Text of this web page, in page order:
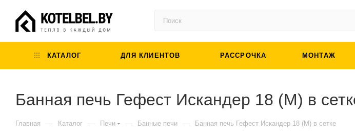
КАТАЛОГ ДЛЯ КЛИЕНТОВ РАССРОЧКА МОНТАЖ
Банная печь Гефест Искандер 18 (М) в
Главная — Каталог — Печи — Банные печи — Банная печь Гефест Искандер 18 (М) в сетке